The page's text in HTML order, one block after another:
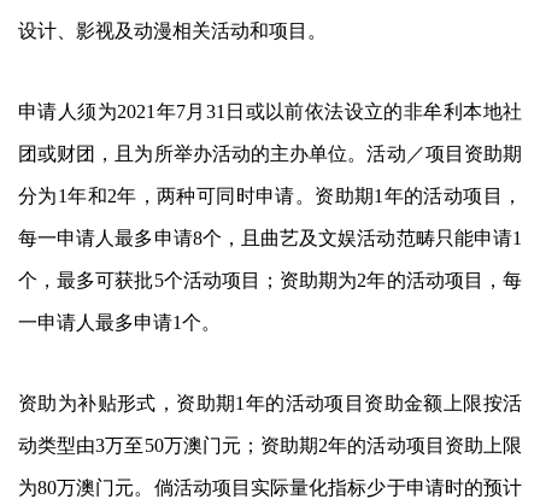
设计、影视及动漫相关活动和项目。
申请人须为2021年7月31日或以前依法设立的非牟利本地社
团或财团，且为所举办活动的主办单位。活动／项目资助期
分为1年和2年，两种可同时申请。资助期1年的活动项目，
每一申请人最多申请8个，且曲艺及文娱活动范畴只能申请1
个，最多可获批5个活动项目；资助期为2年的活动项目，每
一申请人最多申请1个。
资助为补贴形式，资助期1年的活动项目资助金额上限按活
动类型由3万至50万澳门元；资助期2年的活动项目资助上限
为80万澳门元。倘活动项目实际量化指标少于申请时的预计